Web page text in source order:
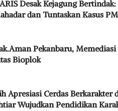
Desak Kejagung
dan Tuntaskan Kasus
Pekanbaru,
Bioplok
Apresiasi Cerdas
Wujudkan Pendidikan